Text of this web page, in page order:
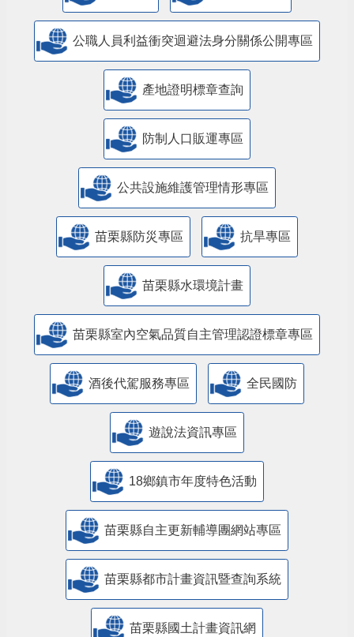
公職人員利益衝突迴避法身分關係公開專區
產地證明標章查詢
防制人口販運專區
​公共設施維護管理情形專區
苗栗縣防災專區 抗旱專區
苗栗縣水環境計畫
苗栗縣室內空氣品質自主管理認證標章專區
酒後代駕服務專區 全民國防
遊說法資訊專區
18鄉鎮市年度特色活動
苗栗縣自主更新輔導團網站專區
苗栗縣都市計畫資訊暨查詢系統
苗栗縣國土計畫資訊網